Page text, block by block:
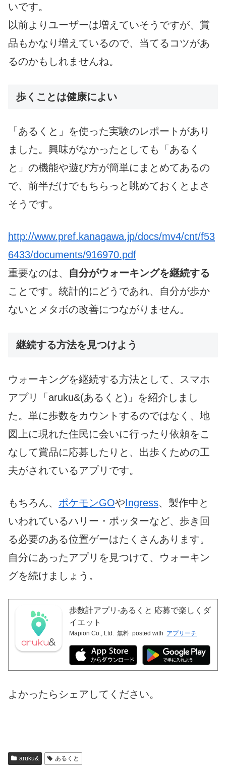
いです。
以前よりユーザーは増えていそうですが、賞
品もかなり増えているので、当てるコツがあ
るのかもしれませんね。
歩くことは健康によい
「あるくと」を使った実験のレポートがあり
ました。興味がなかったとしても「あるく
と」の機能や遊び方が簡単にまとめてあるの
で、前半だけでもちらっと眺めておくとよさ
そうです。
http://www.pref.kanagawa.jp/docs/mv4/cnt/f53
6433/documents/916970.pdf
重要なのは、 自分がウォーキングを継続する
ことです。統計的にどうであれ、自分が歩か
ないとメタボの改善につながりません。
継続する方法を見つけよう
ウォーキングを継続する方法として、スマホ
アプリ「aruku&(あるくと)」を紹介しまし
た。単に歩数をカウントするのではなく、地
図上に現れた住民に会いに行ったり依頼をこ
なして賞品に応募したりと、出歩くための工
夫がされているアプリです。
もちろん、 ポケモンGOやIngress、製作中と
いわれているハリー・ポッターなど、歩き回
る必要のある位置ゲーはたくさんあります。
自分にあったアプリを見つけて、ウォーキン
グを続けましょう。
歩数計アプリ-あるくと 応募で楽しくダ
イエット
Mapion Co., Ltd. 無料 posted with アプリーチ
よかったらシェアしてください。
aruku& あるくと